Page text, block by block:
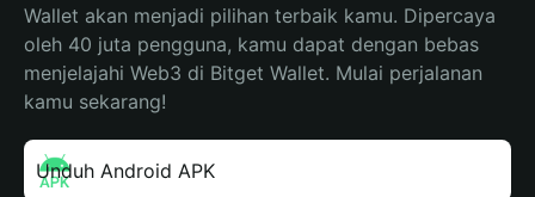
Wallet akan menjadi pilihan terbaik kamu. Dipercaya
oleh 40 juta pengguna, kamu dapat dengan bebas
menjelajahi Web3 di Bitget Wallet. Mulai perjalanan
kamu sekarang!
Unduh Android APK